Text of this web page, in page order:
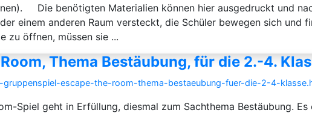
Die benötigten Materialien können hier ausgedruckt und
einem anderen Raum versteckt, die Schüler bewegen sich und
zu öffnen, müssen sie ...
Thema Bestäubung, für die 2.-4.
escape-the-room-thema-bestaeubung-fuer-die-2-4-
Spiel geht in Erfüllung, diesmal zum Sachthema Bestäubung.